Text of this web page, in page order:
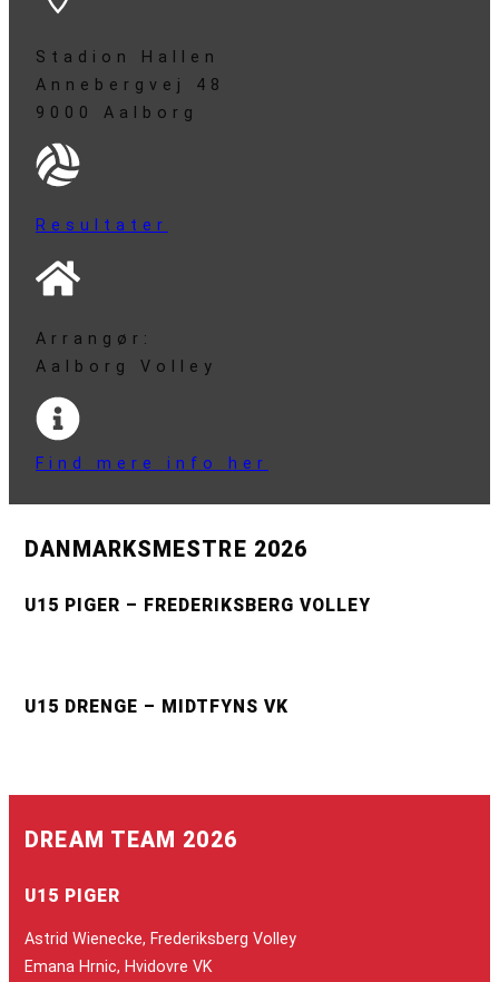
Stadion Hallen
Annebergvej 48
9000 Aalborg
Resultater
Arrangør:
Aalborg Volley
Find mere info her
DANMARKSMESTRE 2026
U15 PIGER – FREDERIKSBERG VOLLEY
U15 DRENGE – MIDTFYNS VK
DREAM TEAM 2026
U15 PIGER
Astrid Wienecke, Frederiksberg Volley
Emana Hrnic, Hvidovre VK